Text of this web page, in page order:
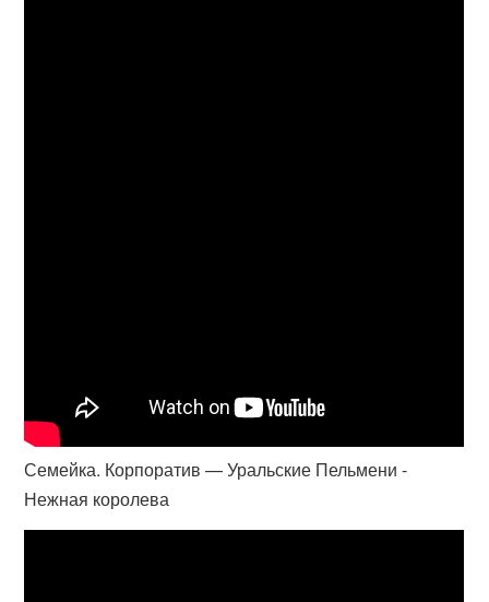
Семейка. Корпоратив — Уральские Пельмени -
Нежная королева